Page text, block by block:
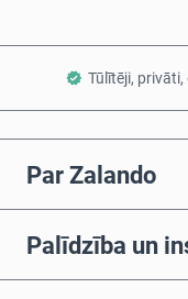
Tūlītēji, privāti,
Par Zalando
Palīdzība un